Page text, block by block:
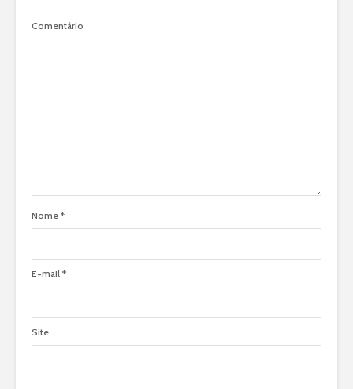
Comentário
Nome *
E-mail *
Site